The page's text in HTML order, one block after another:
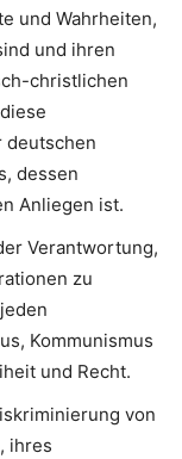
und Wahrheiten,
und ihren
christlichen
deutschen
dessen
Anliegen ist.
Verantwortung,
zu
Kommunismus
und Recht.
von
ihres